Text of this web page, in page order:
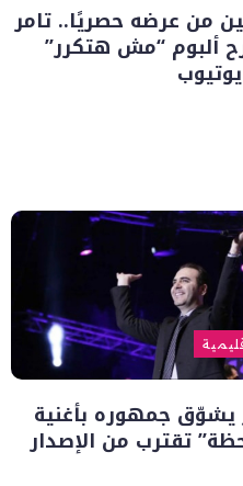
من عرضه حصريًا.. تامر
ألبوم “مش هتكرر”
يشوّق جمهوره بأغنية
تقترب من الإصدار